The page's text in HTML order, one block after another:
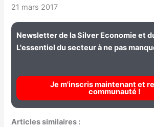
21 mars 2017
Newsletter de la Silver Economie et
L'essentiel du secteur à ne pas
Je m'inscris maintenant et
communauté !
Articles similaires :